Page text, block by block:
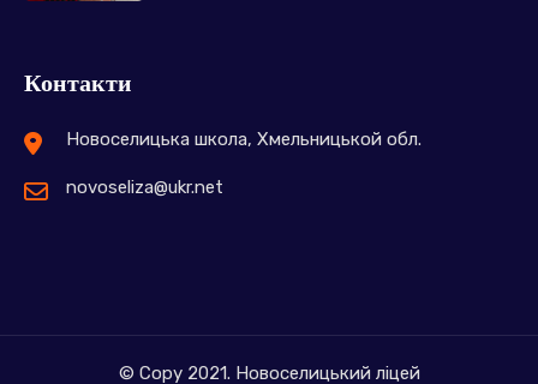
Контакти
Новоселицька школа, Хмельницькой обл.
novoseliza@ukr.net
© Copy 2021. Новоселицький ліцей